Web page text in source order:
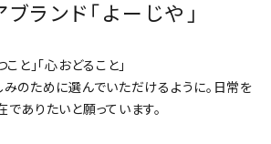
ランド「よーじや」
こと」「心おどること」
みのために選んでいただけるように。 日常を
でありたいと願っています。